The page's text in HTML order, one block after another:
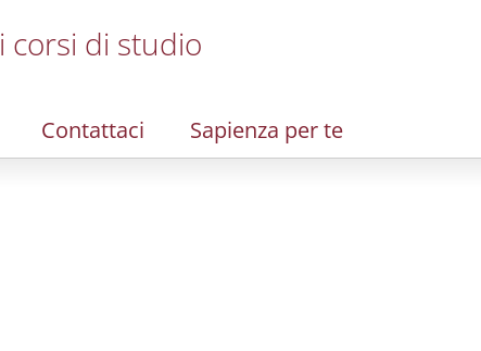
corsi di studio
Contattaci Sapienza per te